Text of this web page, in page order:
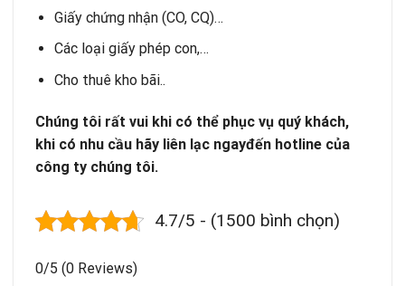
Giấy chứng nhận (CO, CQ)…
Các loại giấy phép con,…
Cho thuê kho bãi..
Chúng tôi rất vui khi có thể phục vụ quý khách,
khi có nhu cầu hãy liên lạc ngayđến hotline của
công ty chúng tôi.
4.7/5 - (1500 bình chọn)
0/5 (0 Reviews)